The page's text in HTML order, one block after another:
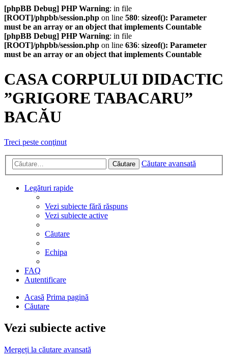
[phpBB Debug] PHP Warning: in file
[ROOT]/phpbb/session.php on line 580: sizeof(): Parameter
must be an array or an object that implements Countable
[phpBB Debug] PHP Warning: in file
[ROOT]/phpbb/session.php on line 636: sizeof(): Parameter
must be an array or an object that implements Countable
CASA CORPULUI DIDACTIC
”GRIGORE TABACARU”
BACĂU
Treci peste conţinut
Căutare Căutare avansată
Legături rapide
Vezi subiecte fără răspuns
Vezi subiecte active
Căutare
Echipa
FAQ
Autentificare
Acasă Prima pagină
Căutare
Vezi subiecte active
Mergeți la căutare avansată